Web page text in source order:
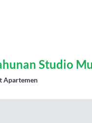
Studio
Apartemen